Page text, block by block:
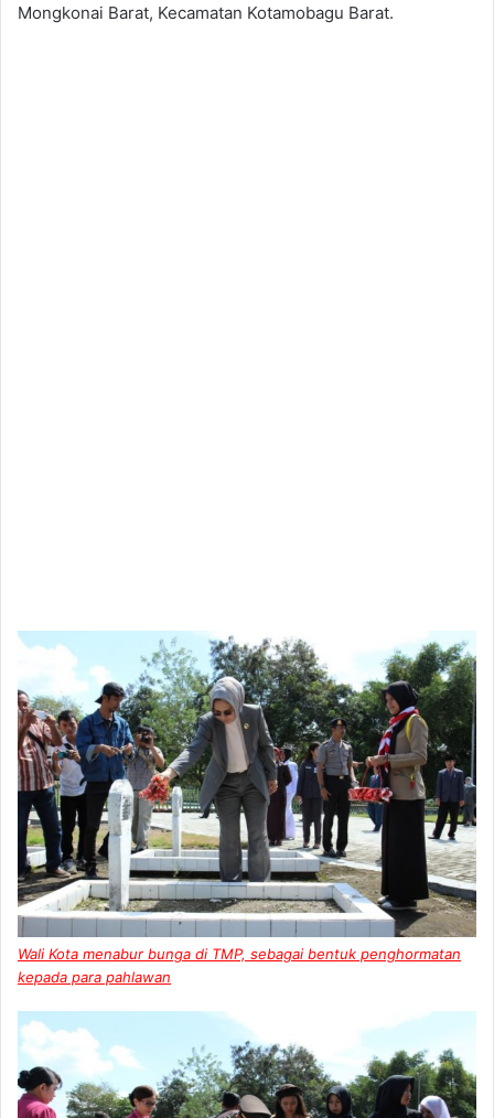
Mongkonai Barat, Kecamatan Kotamobagu Barat.
Wali Kota menabur bunga di TMP, sebagai bentuk penghormatan
kepada para pahlawan